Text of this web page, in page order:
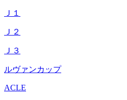
Ｊ１
Ｊ２
Ｊ３
ルヴァンカップ
ACLE